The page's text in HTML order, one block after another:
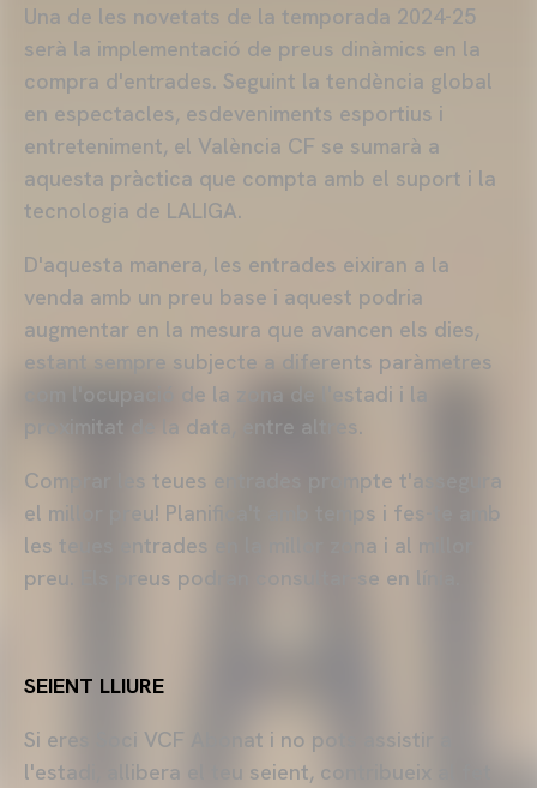
Una de les novetats de la temporada 2024-25
serà la implementació de preus dinàmics en la
compra d'entrades. Seguint la tendència global
en espectacles, esdeveniments esportius i
entreteniment, el València CF se sumarà a
aquesta pràctica que compta amb el suport i la
tecnologia de LALIGA.
D'aquesta manera, les entrades eixiran a la
venda amb un preu base i aquest podria
augmentar en la mesura que avancen els dies,
estant sempre subjecte a diferents paràmetres
com l'ocupació de la zona de l'estadi i la
proximitat de la data, entre altres.
Comprar les teues entrades prompte t'assegura
el millor preu! Planifica't amb temps i fes-te amb
les teues entrades en la millor zona i al millor
preu. Els preus podran consultar-se en línia.
SEIENT LLIURE
Si eres Soci
VCF
Abonat i no pots assistir a
l'estadi, allibera el teu seient, contribueix al fet